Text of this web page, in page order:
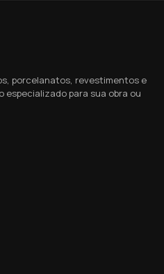
porcelanatos, revestimentos e
para sua obra ou